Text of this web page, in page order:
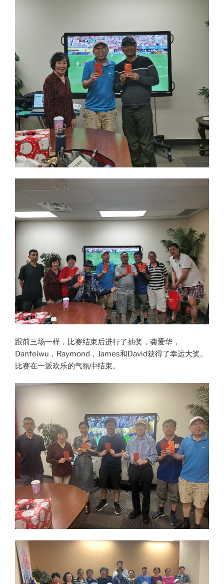
跟前三场一样，比赛结束后进行了抽奖，龚爱华，
Danfeiwu，Raymond，James和David获得了幸运大奖。
比赛在一派欢乐的气氛中结束。